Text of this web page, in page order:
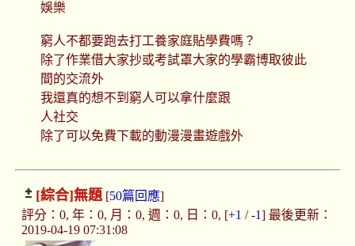
娛樂
窮人不都要跑去打工養家庭貼學費嗎？
除了作業借大家抄或考試罩大家的學霸博取彼此
間的交流外
我還真的想不到窮人可以拿什麼跟
人社交
除了可以免費下載的動漫漫畫遊戲外
[綜合]無題[50篇回應]
評分：0, 年：0, 月：0, 週：0, 日：0, [+1 /-1] 最後更新：
2019-04-19 07:31:08